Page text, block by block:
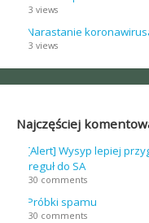
3 views
Narastanie
3 views
Najczęściej
[Alert] Wysyp lepiej
reguł do SA
30 comments
Próbki spamu
30 comments